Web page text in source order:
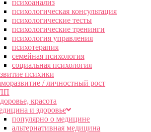
психоанализ
психологическая консультация
психологические тесты
психологические тренинги
психология управления
психотерапия
семейная психология
социальная психология
психики
/ личностный рост
красота
и здоровье
популярно о медицине
альтернативная медицина